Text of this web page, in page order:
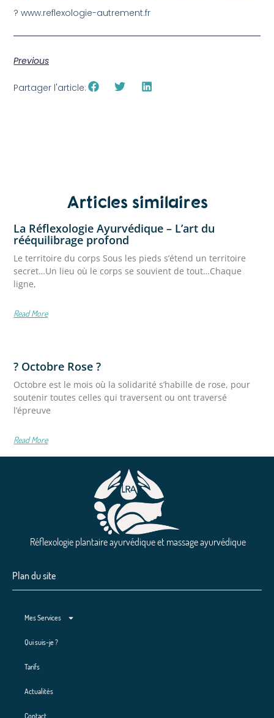
? www.reflexologie-autrement.fr
Previous
Partager l'article:
Articles similaires
La Réflexologie Ayurvédique – L’art du
rééquilibrage profond
Le territoire du corps Sous les pieds s’étend un territoire
secret…Un lieu où le corps se souvient de tout…Chaque
ligne,
Read More
? Octobre Rose ?
Octobre est le mois où la solidarité s’habille de rose, pour
soutenir toutes celles qui traversent ou ont traversé
l’épreuve
Read More
Réflexologie plantaire ayurvédique et massage ayurvédique
Plan du site
Mes Services
Qui suis-je ?
Tarifs
Actualités
Contact